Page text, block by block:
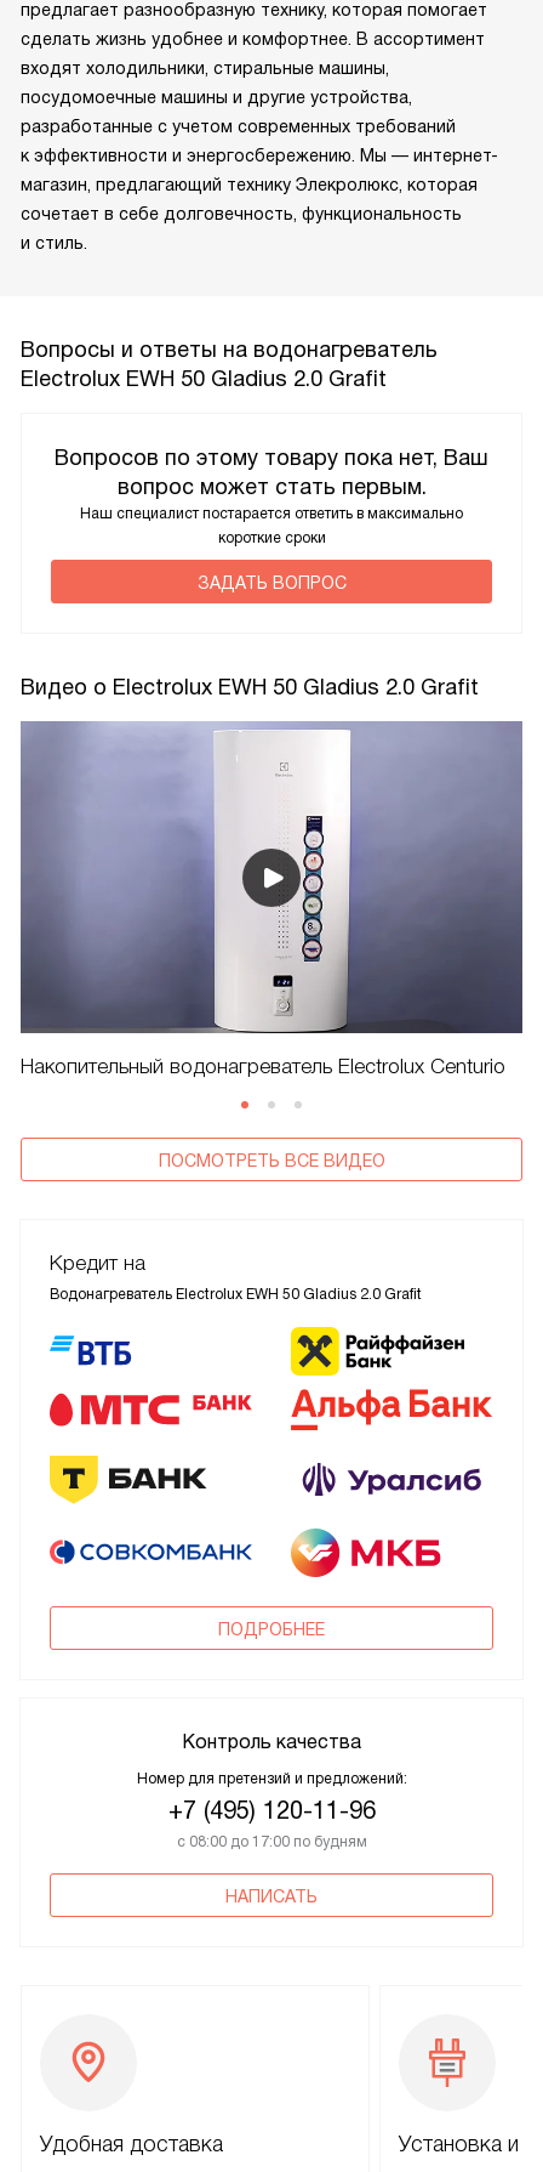
предлагает разнообразную технику, которая помогает
сделать жизнь удобнее и комфортнее. В ассортимент
входят холодильники, стиральные машины,
посудомоечные машины и другие устройства,
разработанные с учетом современных требований
к эффективности и энергосбережению. Мы — интернет-
магазин, предлагающий технику Элекролюкс, которая
сочетает в себе долговечность, функциональность
и стиль.
Вопросы и ответы на водонагреватель
Electrolux EWH 50 Gladius 2.0 Grafit
Вопросов по этому товару пока нет, Ваш
вопрос может стать первым.
Наш специалист постарается ответить в максимально
короткие сроки
ЗАДАТЬ ВОПРОС
Видео о Electrolux EWH 50 Gladius 2.0 Grafit
Накопительный водонагреватель Electrolux Centurio
ПОСМОТРЕТЬ ВСЕ ВИДЕО
Кредит на
Водонагреватель Electrolux EWH 50 Gladius 2.0 Grafit
ПОДРОБНЕЕ
Контроль качества
Номер для претензий и предложений:
+7 (495) 120-11-96
с 08:00 до 17:00 по будням
НАПИСАТЬ
Удобная доставка Установка и